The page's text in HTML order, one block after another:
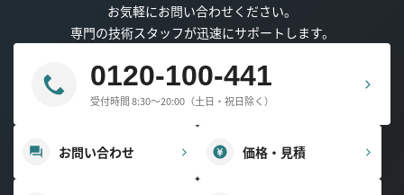
お気軽にお問い合わせください。
専門の技術スタッフが迅速にサポートします。
0120-100-441
受付時間 8:30～20:00（土日・祝日除く）
お問い合わせ 価格・見積